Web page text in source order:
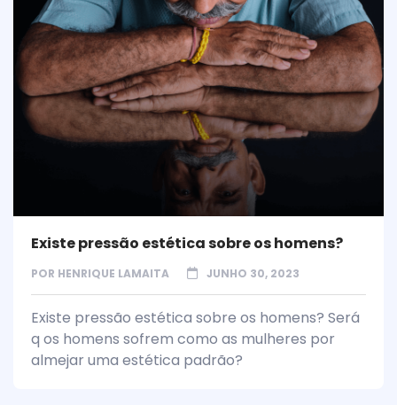
Existe pressão estética sobre os homens?
POR HENRIQUE LAMAITA JUNHO 30, 2023
Existe pressão estética sobre os homens? Será
q os homens sofrem como as mulheres por
almejar uma estética padrão?